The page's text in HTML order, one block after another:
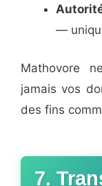
—
Mathovore
jamais vos
des fins
7.